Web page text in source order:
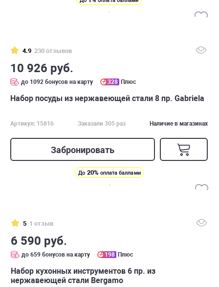
4.9 230 отзывов
10 926 руб.
до 1092 бонусов на карту 328 Плюс
Набор посуды из нержавеющей стали 8 пр. Gabriela
Артикул: 15816 Заказали 305 раз Наличие в магазинах
Забронировать
До 20% оплата баллами
5 1 отзыв
6 590 руб.
до 659 бонусов на карту 198 Плюс
Набор кухонных инструментов 6 пр. из
нержавеющей стали Bergamo